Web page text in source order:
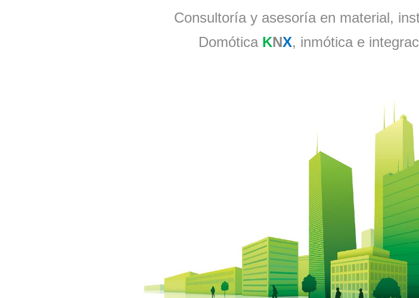
Consultoría y asesoría en material,
Domótica KNX, inmótica e